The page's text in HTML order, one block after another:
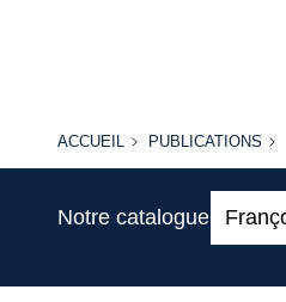
ACCUEIL
ACCUEIL PUBLICATIONS
PUBLICATIONS
Notre catalogue: